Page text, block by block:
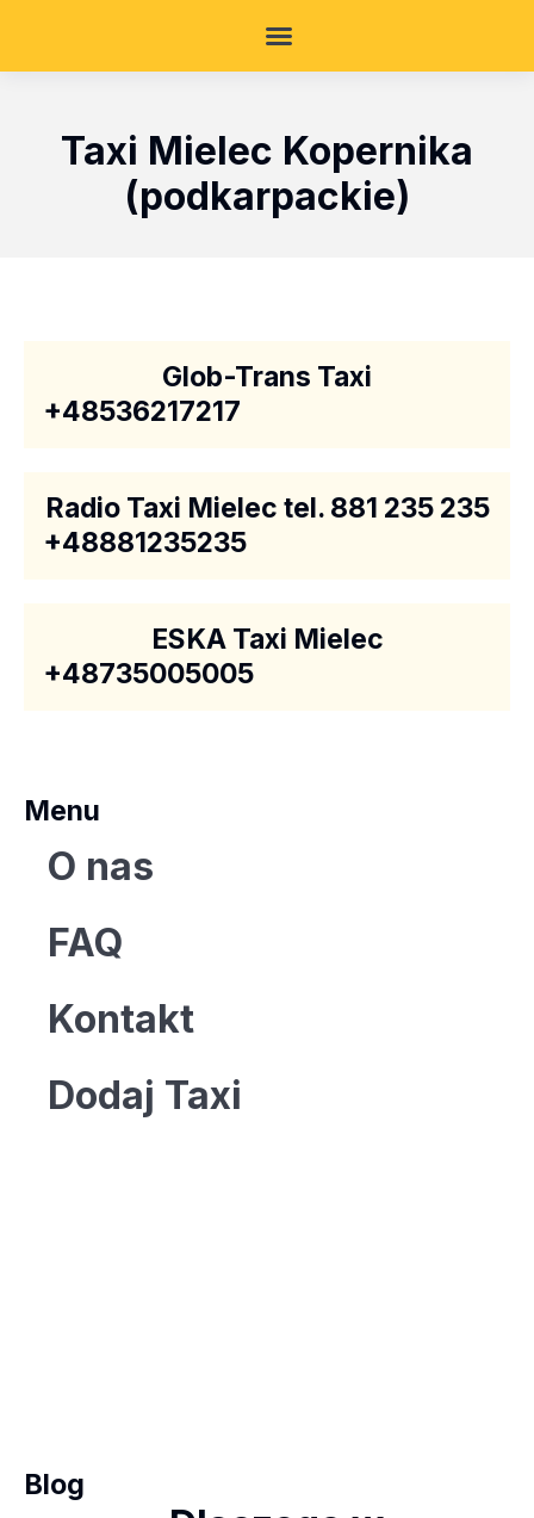
Taxi Mielec Kopernika
(podkarpackie)
Glob-Trans Taxi
+48536217217
Radio Taxi Mielec tel. 881 235 235
+48881235235
ESKA Taxi Mielec
+48735005005
Menu
O nas
FAQ
Kontakt
Dodaj Taxi
Blog